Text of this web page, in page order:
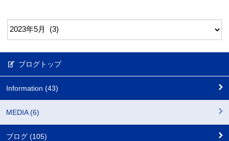
ブログトップ
Information (43)
MEDIA (6)
ブログ (105)